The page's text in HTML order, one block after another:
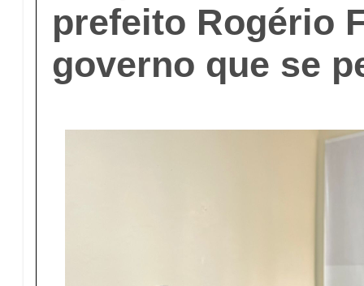
prefeito Rogério
governo que se